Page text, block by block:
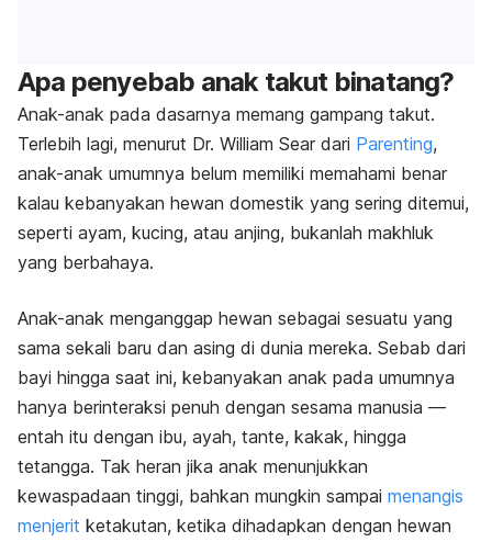
Apa penyebab anak takut binatang?
Anak-anak pada dasarnya memang gampang takut.
Terlebih lagi, menurut Dr. William Sear dari Parenting,
anak-anak umumnya belum memiliki memahami benar
kalau kebanyakan hewan domestik yang sering ditemui,
seperti ayam, kucing, atau anjing, bukanlah makhluk
yang berbahaya.
Anak-anak menganggap hewan sebagai sesuatu yang
sama sekali baru dan asing di dunia mereka. Sebab dari
bayi hingga saat ini, kebanyakan anak pada umumnya
hanya berinteraksi penuh dengan sesama manusia —
entah itu dengan ibu, ayah, tante, kakak, hingga
tetangga. Tak heran jika anak menunjukkan
kewaspadaan tinggi, bahkan mungkin sampai menangis
menjerit ketakutan, ketika dihadapkan dengan hewan